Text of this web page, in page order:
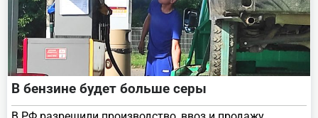
В бензине будет больше серы